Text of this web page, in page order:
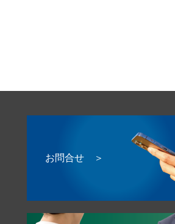
お問合せ ＞